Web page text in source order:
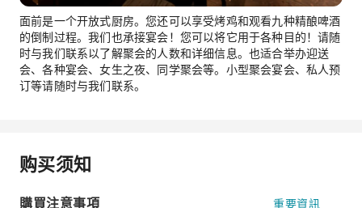
面前是一个开放式厨房。您还可以享受烤鸡和观看九种精酿啤酒
的倒制过程。我们也承接宴会！您可以将它用于各种目的！请随
时与我们联系以了解聚会的人数和详细信息。也适合举办迎送
会、各种宴会、女生之夜、同学聚会等。小型聚会宴会、私人预
订等请随时与我们联系。
购买须知
購買注意事項 重要資訊